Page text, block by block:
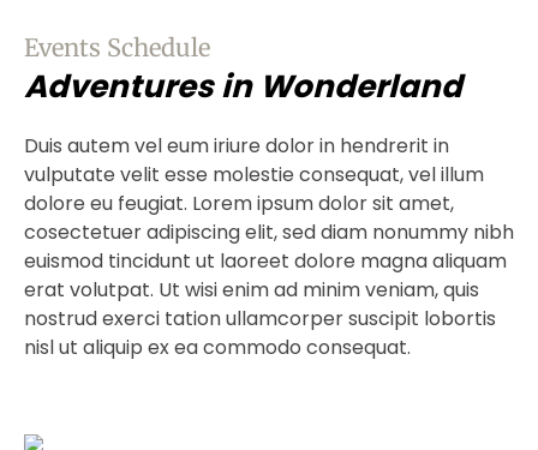
Events Schedule
Adventures in Wonderland
Duis autem vel eum iriure dolor in hendrerit in
vulputate velit esse molestie consequat, vel illum
dolore eu feugiat. Lorem ipsum dolor sit amet,
cosectetuer adipiscing elit, sed diam nonummy nibh
euismod tincidunt ut laoreet dolore magna aliquam
erat volutpat. Ut wisi enim ad minim veniam, quis
nostrud exerci tation ullamcorper suscipit lobortis
nisl ut aliquip ex ea commodo consequat.